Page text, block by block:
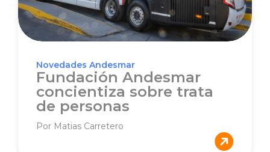
Novedades Andesmar
Fundación Andesmar
concientiza sobre trata
de personas
Por Matias Carretero